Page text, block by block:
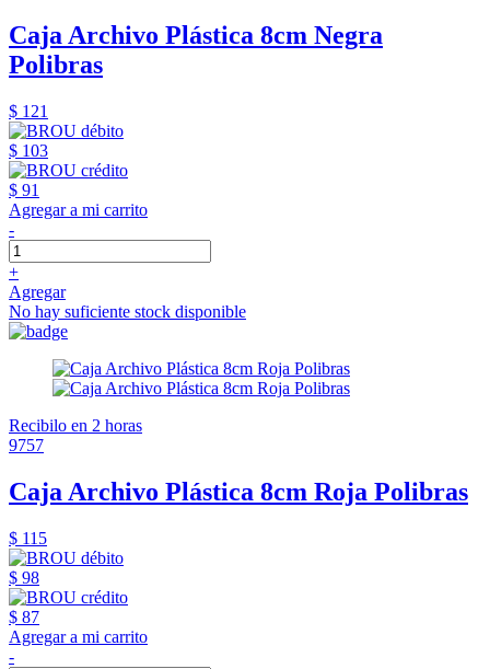
Caja Archivo Plástica 8cm Negra
Polibras
$ 121
$ 103
$ 91
Agregar a mi carrito
-
+
Agregar
No hay suficiente stock disponible
Recibilo en 2 horas
9757
Caja Archivo Plástica 8cm Roja Polibras
$ 115
$ 98
$ 87
Agregar a mi carrito
-